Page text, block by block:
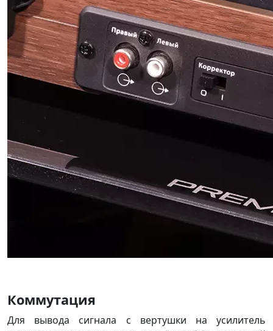
Коммутация
Для вывода сигнала с вертушки на усилитель